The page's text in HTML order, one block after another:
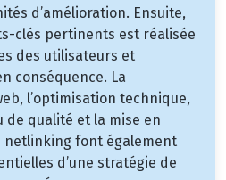
d’amélioration. Ensuite,
clés pertinents est réalisée
des utilisateurs et
conséquence. La
l’optimisation technique,
de qualité et la mise en
netlinking font également
d’une stratégie de